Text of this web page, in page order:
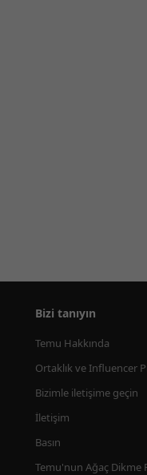
Bizi tanıyın
Temu Hakkında
Ortaklık ve Influencer
Bizimle iletişime geçin
İletişim
Basın
Temu'nun Ağaç Dikme